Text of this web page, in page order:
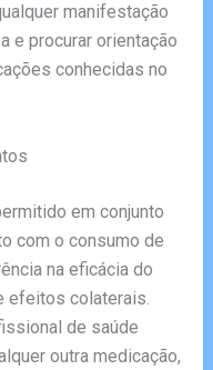
manifestação
e procurar orientação
conhecidas no
em conjunto
com o consumo de
na eficácia do
efeitos colaterais.
de saúde
outra medicação,